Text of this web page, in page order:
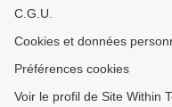
C.G.U.
Cookies et données
Préférences cookies
Voir le profil de Site Within